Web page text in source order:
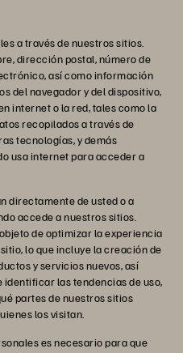
a través de nuestros sitios.
dirección postal, número de
así como información
del navegador y del dispositivo,
internet o la red, tales como la
recopilados a través de
tecnologías, y demás
usa internet para acceder a
directamente de usted o a
accede a nuestros sitios.
de optimizar la experiencia
lo que incluye la creación de
y servicios nuevos, así
las tendencias de uso,
partes de nuestros sitios
los visitan.
es necesario para que